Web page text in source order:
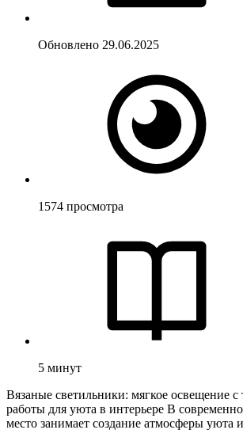
Обновлено 29.06.2025
1574 просмотра
5 минут
Вязаные светильники: мягкое освещение с
работы для уюта в интерьере В
место занимает создание атмосферы